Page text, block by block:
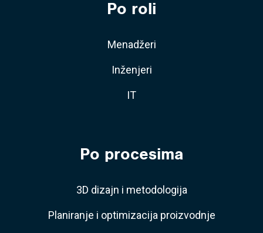
Po roli
Menadžeri
Inženjeri
IT
Po procesima
3D dizajn i metodologija
Planiranje i optimizacija proizvodnje